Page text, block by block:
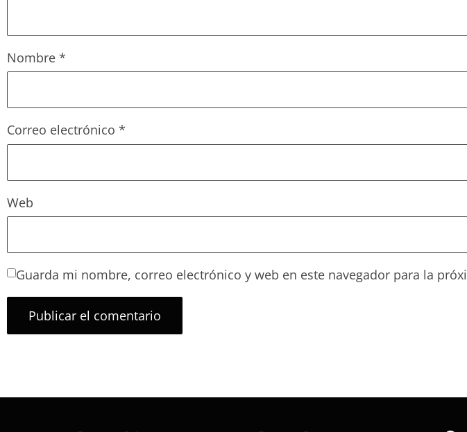
Nombre *
Correo electrónico *
Web
Guarda mi nombre, correo electrónico y web en este navegador para la